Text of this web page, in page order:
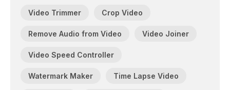
Video Trimmer Crop Video
Remove Audio from Video Video Joiner
Video Speed Controller
Watermark Maker Time Lapse Video